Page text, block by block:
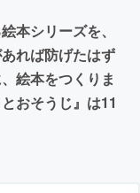
本シリーズを、
れば防げたはず
絵本をつくりま
おそうじ』は11